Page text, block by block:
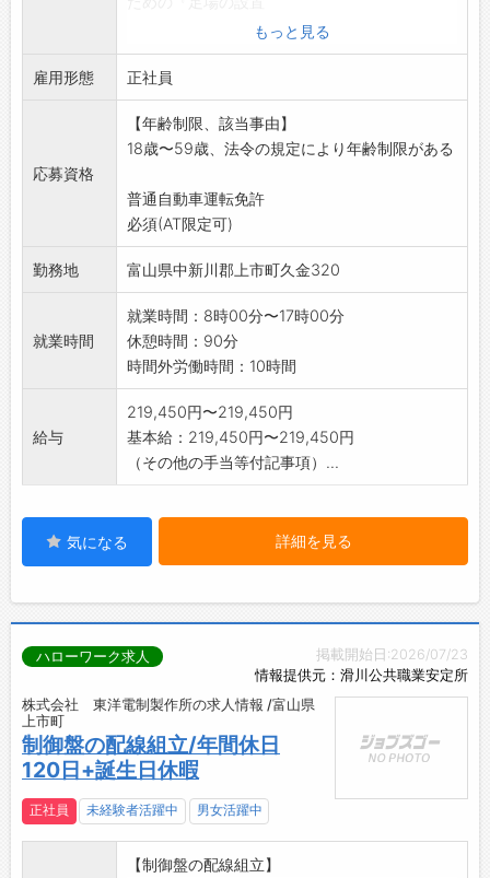
と解体』を任せます。
未経験の方も仕事内容は丁寧に教えますので
安心して働いていただけます!
※応募される方は、ハローワークから「紹介
状」の交付を受けてく
ださい。【変更範囲:変更なし】
もっと見る
雇用形態 正社員
応募資格
【年齢制限、該当事由】
18歳〜59歳、法令の規定により年齢制限がある
普通自動車運転免許
必須(AT限定可)
勤務地 富山県中新川郡上市町久金320
就業時間
就業時間：8時00分〜17時00分
休憩時間：90分
時間外労働時間：10時間
給与
219,450円〜219,450円
基本給：219,450円〜219,450円
（その他の手当等付記事項）...
気になる 詳細を見る
掲載開始日:2026/07/23
情報提供元：滑川公共職業安定所
ハローワーク求人
株式会社 東洋電制製作所の求人情報 /富山県
上市町
制御盤の配線組立/年間休日
120日+誕生日休暇
正社員 未経験者活躍中 男女活躍中
【制御盤の配線組立】